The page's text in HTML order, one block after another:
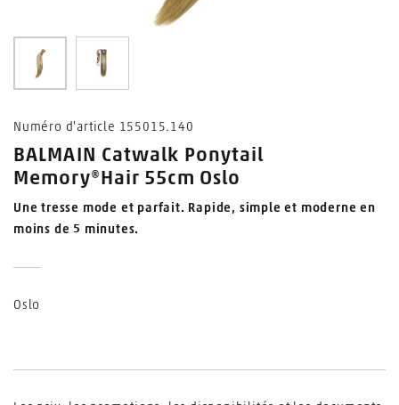
0 1
Numéro d'article 155015.140
BALMAIN Catwalk Ponytail
Memory®Hair 55cm Oslo
Une tresse mode et parfait. Rapide, simple et moderne en
moins de 5 minutes.
Oslo